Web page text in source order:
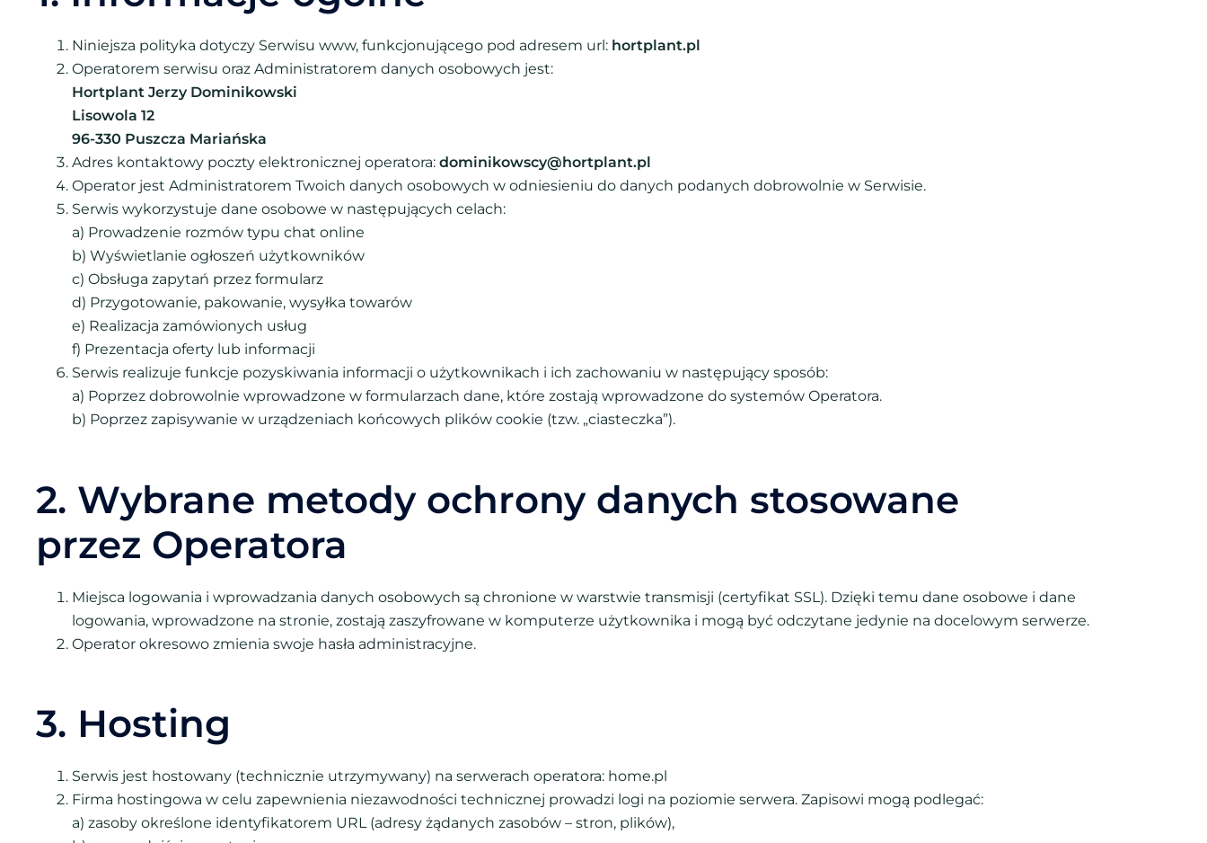
Niniejsza polityka dotyczy Serwisu www, funkcjonującego pod adresem url: hortplant.pl
Operatorem serwisu oraz Administratorem danych osobowych jest:
Hortplant Jerzy Dominikowski
Lisowola 12
96-330 Puszcza Mariańska
Adres kontaktowy poczty elektronicznej operatora: dominikowscy@hortplant.pl
Operator jest Administratorem Twoich danych osobowych w odniesieniu do danych podanych dobrowolnie w Serwisie.
Serwis wykorzystuje dane osobowe w następujących celach:
a) Prowadzenie rozmów typu chat online
b) Wyświetlanie ogłoszeń użytkowników
c) Obsługa zapytań przez formularz
d) Przygotowanie, pakowanie, wysyłka towarów
e) Realizacja zamówionych usług
f) Prezentacja oferty lub informacji
Serwis realizuje funkcje pozyskiwania informacji o użytkownikach i ich zachowaniu w następujący sposób:
a) Poprzez dobrowolnie wprowadzone w formularzach dane, które zostają wprowadzone do systemów Operatora.
b) Poprzez zapisywanie w urządzeniach końcowych plików cookie (tzw. „ciasteczka”).
2. Wybrane metody ochrony danych stosowane
przez Operatora
Miejsca logowania i wprowadzania danych osobowych są chronione w warstwie transmisji (certyfikat SSL). Dzięki temu dane osobowe i dane
logowania, wprowadzone na stronie, zostają zaszyfrowane w komputerze użytkownika i mogą być odczytane jedynie na docelowym serwerze.
Operator okresowo zmienia swoje hasła administracyjne.
3. Hosting
Serwis jest hostowany (technicznie utrzymywany) na serwerach operatora: home.pl
Firma hostingowa w celu zapewnienia niezawodności technicznej prowadzi logi na poziomie serwera. Zapisowi mogą podlegać:
a) zasoby określone identyfikatorem URL (adresy żądanych zasobów – stron, plików),